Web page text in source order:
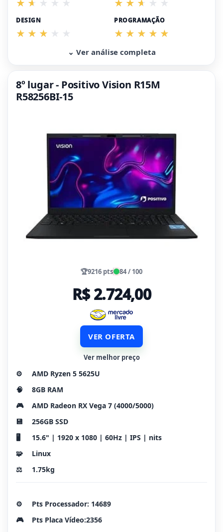
DESIGN PROGRAMAÇÃO
⌄ Ver análise completa
8º lugar - Positivo Vision R15M
R58256BI-15
🏆9216 pts 84 / 100
R$ 2.724,00
VER OFERTA
Ver melhor preço
⚙️
AMD Ryzen 5 5625U
🧠
8GB RAM
🎮
AMD Radeon RX Vega 7 (4000/5000)
💾
256GB SSD
🖥️
15.6" | 1920 x 1080 | 60Hz | IPS | nits
🧩
Linux
⚖️
1.75kg
⚙️
Pts Processador: 14689
🎮
Pts Placa Vídeo:2356